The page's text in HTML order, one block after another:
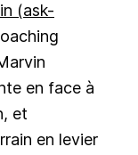
(ask-
en face à
et
en levier